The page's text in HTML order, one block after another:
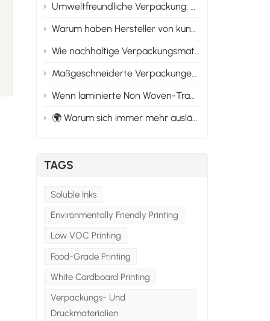
Umweltfreundliche Verpackung: Sie ist nicht nur umweltfreundlich, sondern auch marktgerecht.
Warum haben Hersteller von kundenspezifischen Verpackungen Mindestbestellmengen?
Wie nachhaltige Verpackungsmaterialien die Markenidentität im Jahr 2025 verändern werden
Maßgeschneiderte Verpackungen für sich entwickelnde Marktbedürfnisse: Anpassung an den Wandel
Wenn laminierte Non Woven-Tragetaschen versagen: Was schief geht und wie man es verhindert
🌍 Warum sich immer mehr ausländische Käufer für kundenspezifische Verpackungslieferanten in China entscheiden.
TAGS
Soluble Inks
Environmentally Friendly Printing
Low VOC Printing
Food-Grade Printing
White Cardboard Printing
Verpackungs- Und
Druckmaterialien